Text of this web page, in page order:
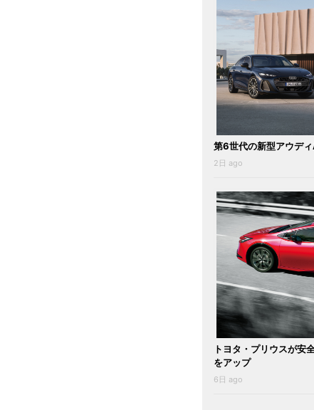
第6世代の新型アウデ
2日 ago
トヨタ・プリウスが安
をアップ
6日 ago